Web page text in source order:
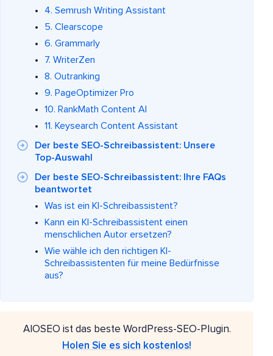
4. Semrush Writing Assistant
5. Clearscope
6. Grammarly
7. WriterZen
8. Outranking
9. PageOptimizer Pro
10. RankMath Content AI
11. Keysearch Content Assistant
Der beste SEO-Schreibassistent: Unsere
Top-Auswahl
Der beste SEO-Schreibassistent: Ihre FAQs
beantwortet
Was ist ein KI-Schreibassistent?
Kann ein KI-Schreibassistent einen
menschlichen Autor ersetzen?
Wie wähle ich den richtigen KI-
Schreibassistenten für meine Bedürfnisse
aus?
AIOSEO ist das beste WordPress-SEO-Plugin.
Holen Sie es sich kostenlos!